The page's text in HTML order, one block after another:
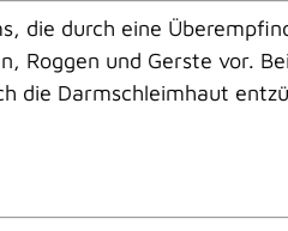
die durch eine
Roggen und Gerste vor.
die Darmschleimhaut